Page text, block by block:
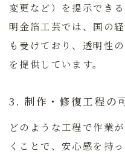
変更など）を提示でき
明金箔工芸では、国の
も受けており、透明性
を提供しています。
3. 制作・修復工程の
どのような工程で作業
くことで、安心感を持